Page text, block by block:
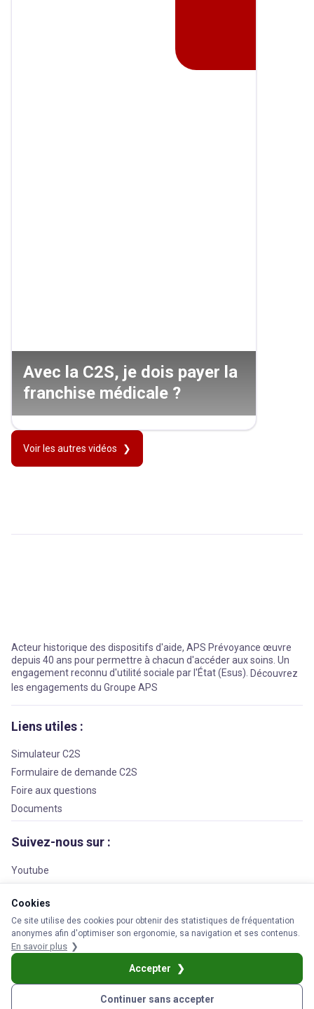
Simulez vos droits Demandez la C2S
Avec la C2S, je dois payer la
franchise médicale ?
Voir les autres vidéos
Acteur historique des dispositifs d'aide, APS Prévoyance œuvre
depuis 40 ans pour permettre à chacun d'accéder aux soins. Un
engagement reconnu d'utilité sociale par l'État (Esus). Découvrez
les engagements du Groupe APS
Liens utiles :
Simulateur C2S
Formulaire de demande C2S
Foire aux questions
Documents
Suivez-nous sur :
Youtube
LinkedIn
© 2026 APS Prévoyance
Protection des données personnelles
Cookies
Ce site utilise des cookies pour obtenir des statistiques de fréquentation
anonymes afin d'optimiser son ergonomie, sa navigation et ses contenus.
En savoir plus
Continuer sans accepter
Accepter